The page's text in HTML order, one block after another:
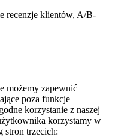
recenzje klientów, A/B-
możemy zapewnić
poza funkcje
korzystanie z naszej
korzystamy w
stron trzecich: